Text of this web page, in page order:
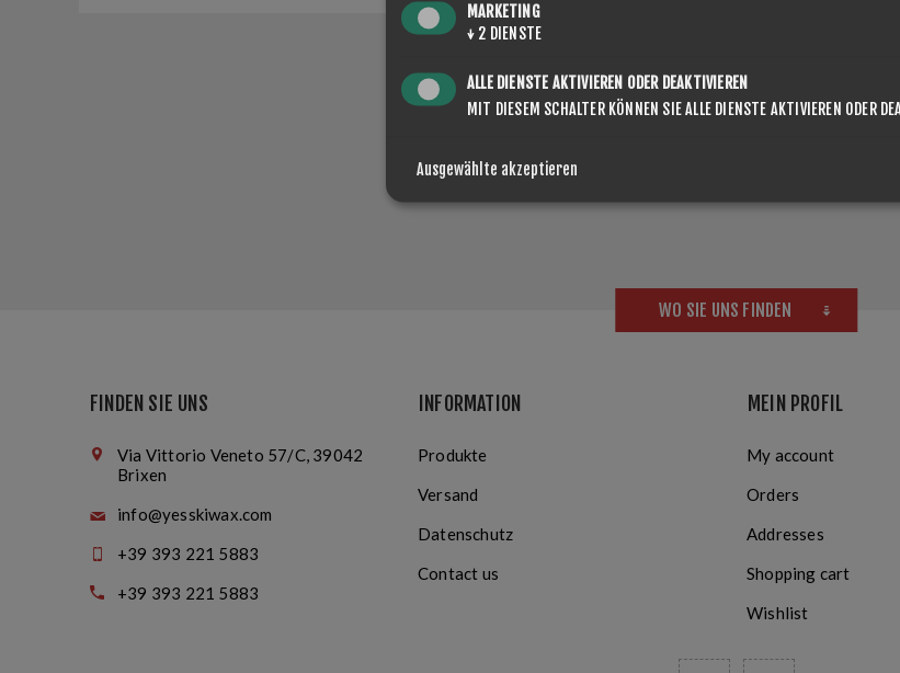
LOGIN / REGISTRIERUNG
WO SIE UNS FINDEN
FINDEN SIE UNS
Via Vittorio Veneto 57/C, 39042
Brixen
info@yesskiwax.com
+39 393 221 5883
+39 393 221 5883
INFORMATION
Produkte
Versand
Datenschutz
Contact us
MEIN PROFIL
My account
Orders
Addresses
Shopping cart
Wishlist
MARKETING
↓ 2 DIENSTE
ALLE DIENSTE AKTIVIEREN ODER DEAKTIVIEREN
MIT DIESEM SCHALTER KÖNNEN SIE ALLE DIENSTE AKTIVIEREN ODER
Ausgewählte akzeptieren